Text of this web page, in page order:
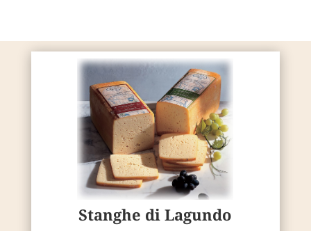
Stanghe di Lagundo